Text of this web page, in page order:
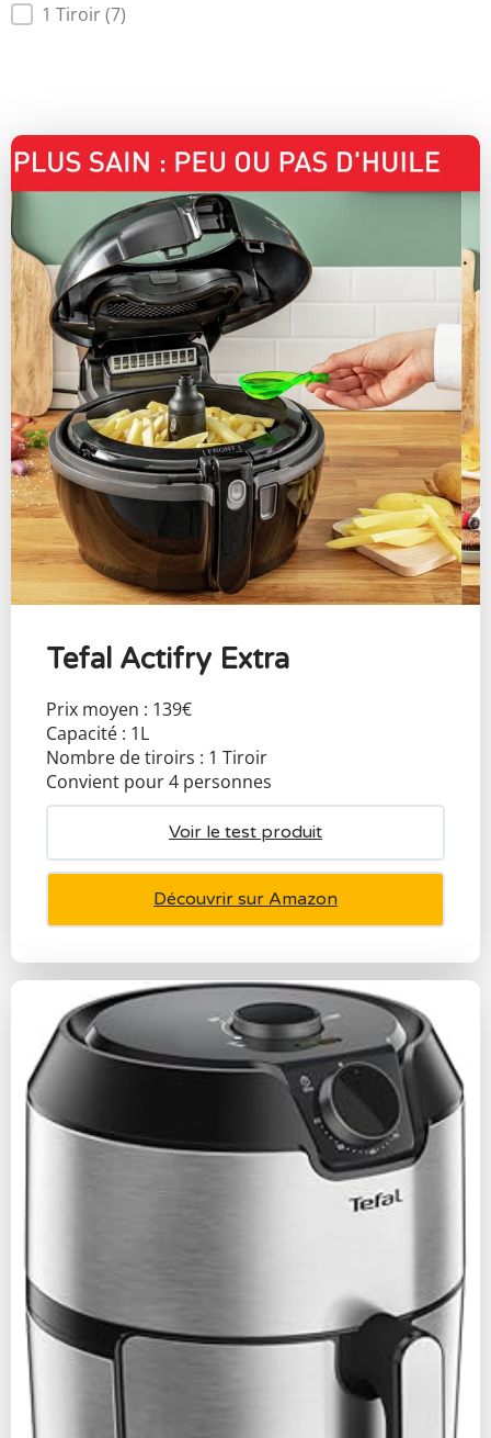
Nombre de tiroirs
1 Tiroir(7)
Tefal Actifry Extra
Prix moyen : 139€
Capacité : 1L
Nombre de tiroirs : 1 Tiroir
Convient pour 4 personnes
Voir le test produit
Découvrir sur Amazon